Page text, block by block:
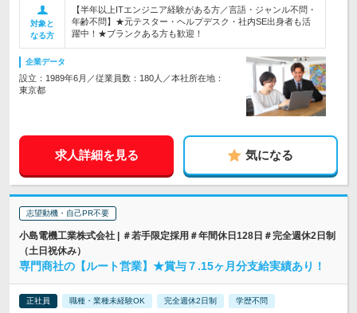
対象と
なる方
【半年以上ITエンジニア経験がある方／言語・ジャンル不問・
年齢不問】★元テスター・ヘルプデスク・社内SE出身者も活
躍中！★ブランクある方も歓迎！
企業データ
設立：1989年6月／従業員数：180人／本社所在地：
東京都
求人詳細を見る 気になる
志望動機・自己PR不要
小島電機工業株式会社 | ＃若手限定採用＃年間休日128日＃完全週休2日制
（土日祝休み）
専門商社の【ルート営業】★賞与７.15ヶ月分支給実績あり！
正社員 職種・業種未経験OK 完全週休2日制 学歴不問